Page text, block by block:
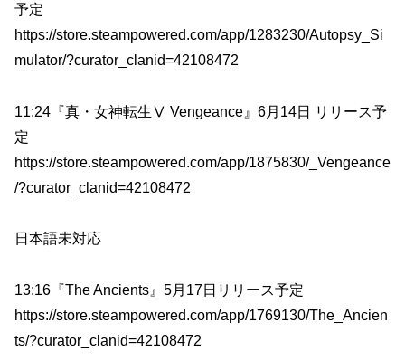
予定
https://store.steampowered.com/app/1283230/Autopsy_Si
mulator/?curator_clanid=42108472
11:24『真・女神転生Ⅴ Vengeance』6月14日 リリース予
定
https://store.steampowered.com/app/1875830/_Vengeance
/?curator_clanid=42108472
日本語未対応
13:16『The Ancients』5月17日リリース予定
https://store.steampowered.com/app/1769130/The_Ancien
ts/?curator_clanid=42108472